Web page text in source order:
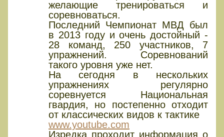
желающие тренироваться и
соревноваться.
Последний Чемпионат МВД был
в 2013 году и очень достойный -
28 команд, 250 участников, 7
упражнений. Соревнований
такого уровня уже нет.
На сегодня в нескольких
упражнениях регулярно
соревнуется Национальная
гвардия, но постепенно отходит
от классических видов к тактике
www.youtube.com
Изредка проходит информация о